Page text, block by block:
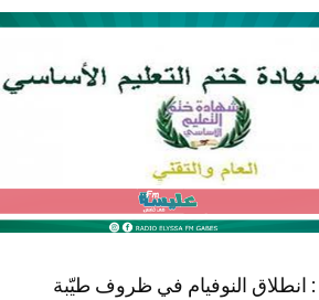
انطلاق النوفيام في ظروف طيّبة